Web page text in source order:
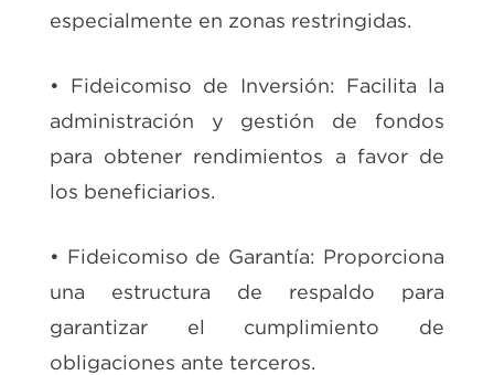
especialmente en zonas restringidas.
• Fideicomiso de Inversión: Facilita la
administración y gestión de fondos
para obtener rendimientos a favor de
los beneficiarios.
• Fideicomiso de Garantía: Proporciona
una estructura de respaldo para
garantizar el cumplimiento de
obligaciones ante terceros.